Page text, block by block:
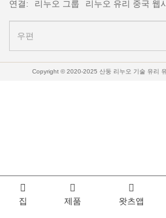
연결: 리누오 그룹 리누오 유리 중국 웹
Copyright © 2020-2025 산둥 리누오 기술 유리
집 제품 왓츠앱